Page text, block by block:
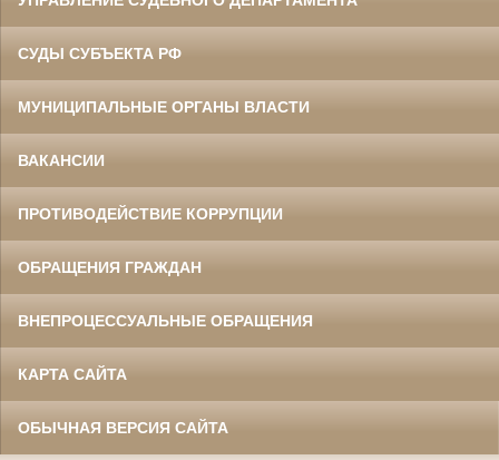
СУДЫ СУБЪЕКТА РФ
МУНИЦИПАЛЬНЫЕ ОРГАНЫ ВЛАСТИ
ВАКАНСИИ
ПРОТИВОДЕЙСТВИЕ КОРРУПЦИИ
ОБРАЩЕНИЯ ГРАЖДАН
ВНЕПРОЦЕССУАЛЬНЫЕ ОБРАЩЕНИЯ
КАРТА САЙТА
ОБЫЧНАЯ ВЕРСИЯ САЙТА